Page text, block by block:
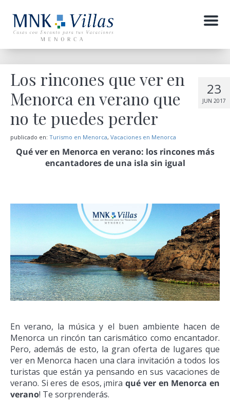
Menu
23
JUN 2017
Los rincones que ver en
Menorca en verano que
no te puedes perder
publicado en: Turismo en Menorca, Vacaciones en Menorca
Qué ver en Menorca en verano: los rincones más
encantadores de una isla sin igual
En verano, la música y el buen ambiente hacen de
Menorca un rincón tan carismático como encantador.
Pero, además de esto, la gran oferta de lugares que
ver en Menorca hacen una clara invitación a todos los
turistas que están ya pensando en sus vacaciones de
verano. Si eres de esos, ¡miraqué ver en Menorca en
verano! Te sorprenderás.